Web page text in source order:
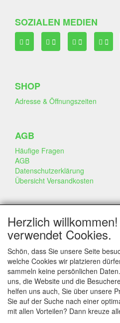
SOZIALEN MEDIEN
SHOP
Adresse & Öffnungszeiten
AGB
Häufige Fragen
AGB
Datenschutzerklärung
Übersicht Versandkosten
GESCHÄFT & INFO
Kontakt
Firmen Information
Portfolio
Disclaimer
Statement & Umwelt
Torten mit Dummies
SERVICE
Herzlich
verwendet Cookies.
Schön, dass Sie unsere Seite
welche Cookies wir platzieren
sammeln keine persönlichen
uns, die Website und die
helfen uns auch, Sie über unsere
Sie auf der Suche nach einer
mit allen Vorteilen? Dann kreuze